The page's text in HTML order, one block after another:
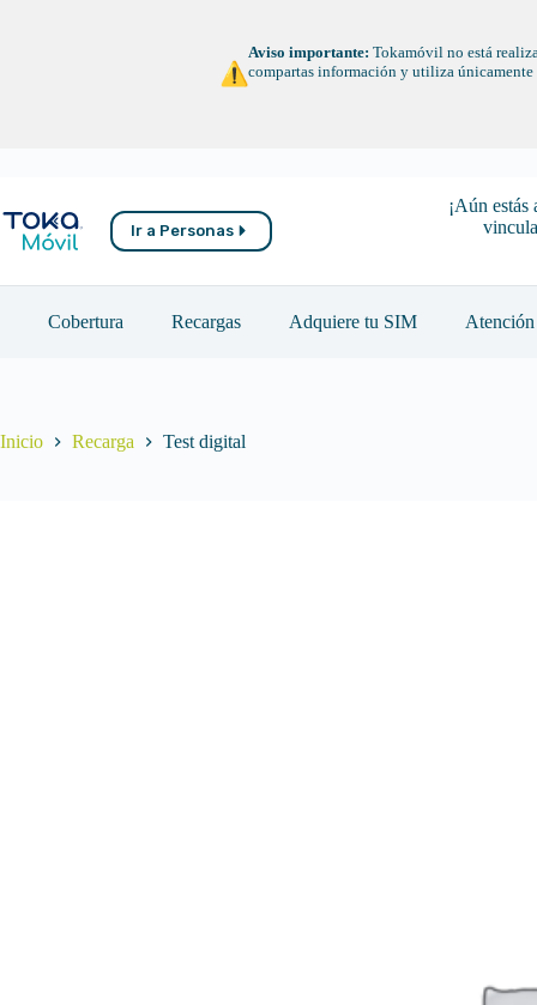
Aviso importante: Tokamóvil no está
compartas información y utiliza únicamente
Ir a Personas
¡Aún
Cobertura Recargas Adquiere tu SIM
Inicio Recarga Test digital